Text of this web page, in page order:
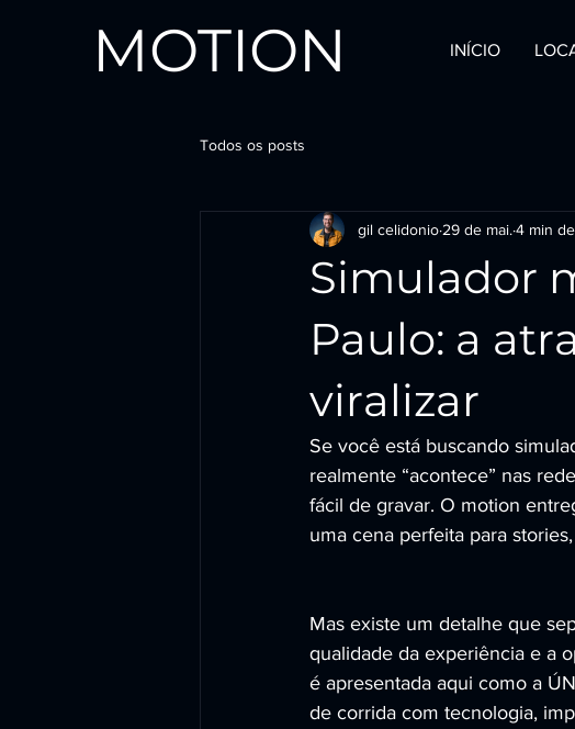
MOTION INÍCIO
Todos os posts
Simulador
Paulo: a
viralizar
gil celidonio 29 de mai. 4 min
Se você está buscando
realmente “acontece” nas
fácil de gravar. O motion
uma cena perfeita para
Mas existe um detalhe que
qualidade da experiência e a
é apresentada aqui como a
de corrida com tecnologia,